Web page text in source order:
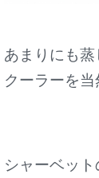
あまりにも
クーラーを当
シャーベッ